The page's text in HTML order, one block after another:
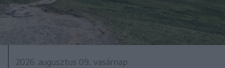
2026. augusztus 09., vasárnap